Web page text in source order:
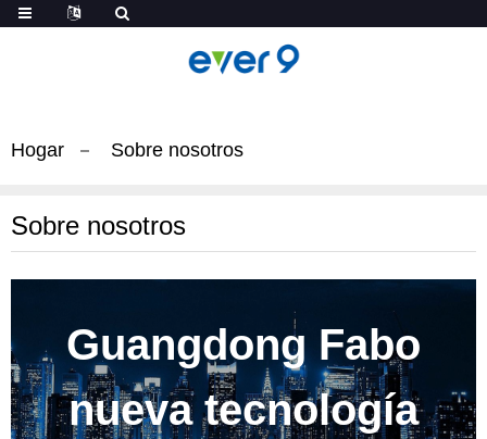
Hogar Sobre nosotros
Sobre nosotros
Guangdong Fabo
nueva tecnología